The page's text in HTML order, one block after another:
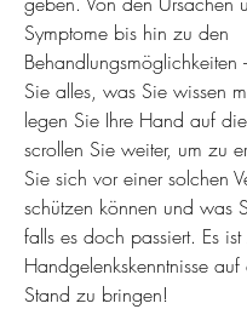
Symptome bis hin zu den
Behandlungsmöglichkeiten
Sie alles, was Sie wissen
legen Sie Ihre Hand auf
scrollen Sie weiter, um zu
Sie sich vor einer solchen
schützen können und was
falls es doch passiert. Es
Handgelenkskenntnisse auf
Stand zu bringen!